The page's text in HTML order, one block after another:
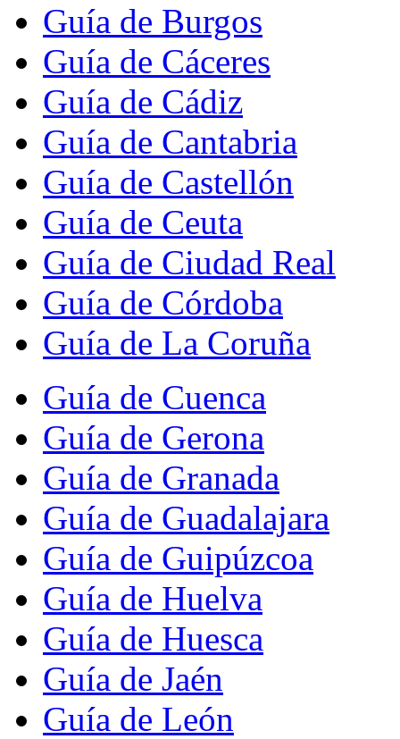
Guía de Burgos
Guía de Cáceres
Guía de Cádiz
Guía de Cantabria
Guía de Castellón
Guía de Ceuta
Guía de Ciudad Real
Guía de Córdoba
Guía de La Coruña
Guía de Cuenca
Guía de Gerona
Guía de Granada
Guía de Guadalajara
Guía de Guipúzcoa
Guía de Huelva
Guía de Huesca
Guía de Jaén
Guía de León